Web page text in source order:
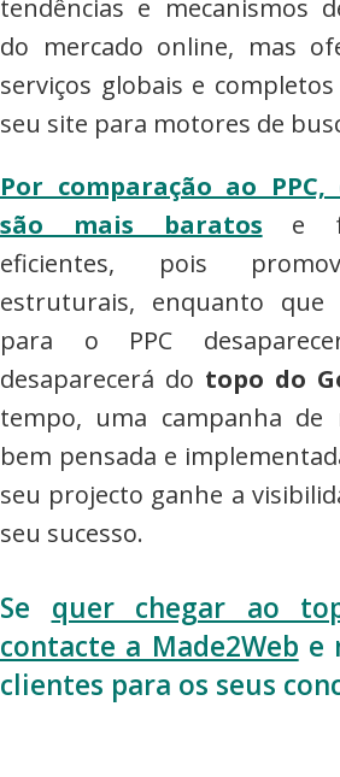
tendências e mecanismos
do mercado online, mas
serviços globais e
seu site para motores de
Por comparação ao PPC,
são mais baratos e
eficientes, pois
estruturais, enquanto
para o PPC
desaparecerá do topo do
tempo, uma campanha de
bem pensada e
seu projecto ganhe a
seu sucesso.
Se quer chegar ao
contacte a Made2Web e
clientes para os seus